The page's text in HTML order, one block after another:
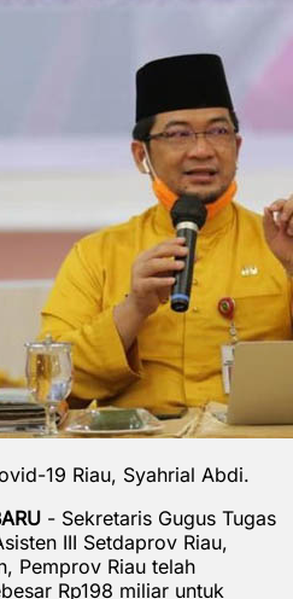
19 Riau, Syahrial Abdi.
- Sekretaris Gugus Tugas
III Setdaprov Riau,
Pemprov Riau telah
Rp198 miliar untuk